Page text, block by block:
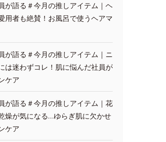
が語る＃今月の推しアイテム｜ヘ
用者も絶賛！お風呂で使うヘアマ
が語る＃今月の推しアイテム｜ニ
は迷わずコレ！肌に悩んだ社員が
ケア
が語る＃今月の推しアイテム｜花
燥が気になる…ゆらぎ肌に欠かせ
ケア